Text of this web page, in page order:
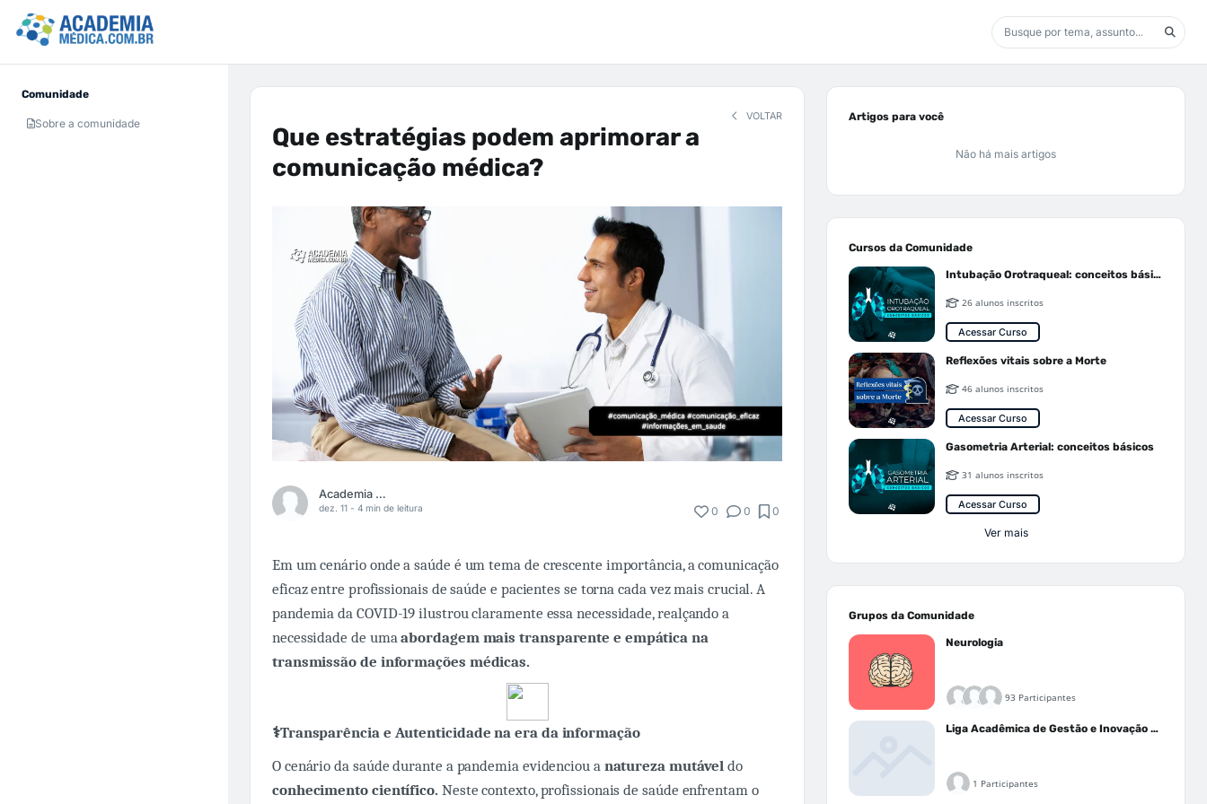
Comunidade
Sobre a comunidade
VOLTAR
Que estratégias podem aprimorar a
comunicação médica?
Academia Médica
dez. 11 - 4 min de leitura 0 0 0
Em um cenário onde a saúde é um tema de crescente importância, a comunicação
eficaz entre profissionais de saúde e pacientes se torna cada vez mais crucial. A
pandemia da COVID-19 ilustrou claramente essa necessidade, realçando a
necessidade de umaabordagem mais transparente e empática na
transmissão de informações médicas.
⚕️Transparência e Autenticidade na era da informação
O cenário da saúde durante a pandemia evidenciou a natureza mutável do
conhecimento científico. Neste contexto, profissionais de saúde enfrentam o
Artigos para você
Não há mais artigos
Cursos da Comunidade
Intubação Orotraqueal: conceitos básicos
26 alunos inscritos
Acessar Curso
Reflexões vitais sobre a Morte
46 alunos inscritos
Acessar Curso
Gasometria Arterial: conceitos básicos
31 alunos inscritos
Acessar Curso
Ver mais
Grupos da Comunidade
Neurologia
93 Participantes
Liga Acadêmica de Gestão e Inovação Médica - LAGIM
1 Participantes